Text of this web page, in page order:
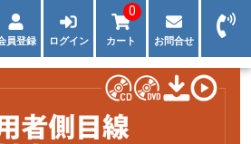
員登録 ログイン カート
0
お問合せ